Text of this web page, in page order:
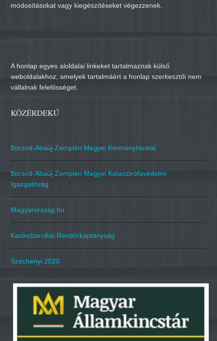
módosításokat vagy kiegészítéseket végezzenek.
A honlap egyes aloldalai linkeket tartalmaznak külső
weboldalakhoz, amelyek tartalmáért a honlap szerkesztői nem
vállalnak felelősséget.
KÖZÉRDEKŰ
Borsod-Abaúj-Zemplén Megyei Kormányhivatal
Borsod-Abaúj-Zemplén Megyei Katasztrófavédelmi
Igazgatóság
Magyarország.hu
Kazincbarcikai Rendőrkaptányság
Széchenyi 2020